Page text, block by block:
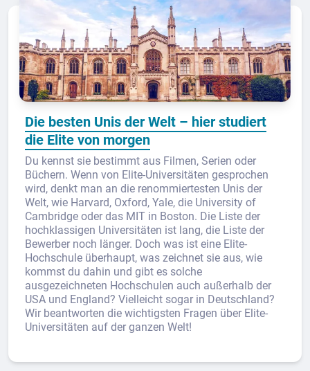
Die besten Unis der Welt – hier studiert
die Elite von morgen
Du kennst sie bestimmt aus Filmen, Serien oder
Büchern. Wenn von Elite-Universitäten gesprochen
wird, denkt man an die renommiertesten Unis der
Welt, wie Harvard, Oxford, Yale, die University of
Cambridge oder das MIT in Boston. Die Liste der
hochklassigen Universitäten ist lang, die Liste der
Bewerber noch länger. Doch was ist eine Elite-
Hochschule überhaupt, was zeichnet sie aus, wie
kommst du dahin und gibt es solche
ausgezeichneten Hochschulen auch außerhalb der
USA und England? Vielleicht sogar in Deutschland?
Wir beantworten die wichtigsten Fragen über Elite-
Universitäten auf der ganzen Welt!